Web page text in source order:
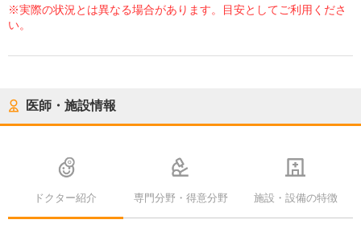
※実際の状況とは異なる場合があります。目安としてご利用くださ
い。
医師・施設情報
ドクター紹介 専門分野・得意分野 施設・設備の特徴